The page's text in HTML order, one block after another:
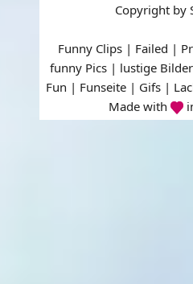
Copyright by
Funny Clips | Failed |
funny Pics | lustige
Fun | Funseite | Gifs |
Made with